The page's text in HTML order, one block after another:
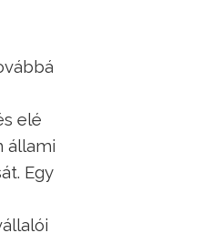
elé
állami
Egy